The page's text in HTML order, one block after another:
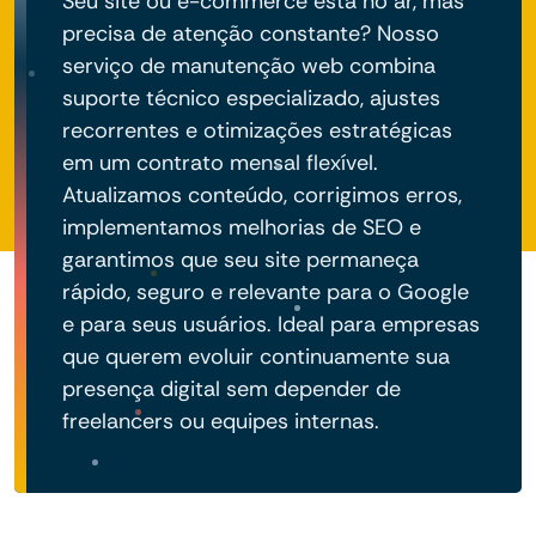
precisa de atenção constante? Nosso
serviço de manutenção web combina
suporte técnico especializado, ajustes
recorrentes e otimizações estratégicas
em um contrato mensal flexível.
Atualizamos conteúdo, corrigimos erros,
implementamos melhorias de SEO e
garantimos que seu site permaneça
rápido, seguro e relevante para o Google
e para seus usuários. Ideal para empresas
que querem evoluir continuamente sua
presença digital sem depender de
freelancers ou equipes internas.